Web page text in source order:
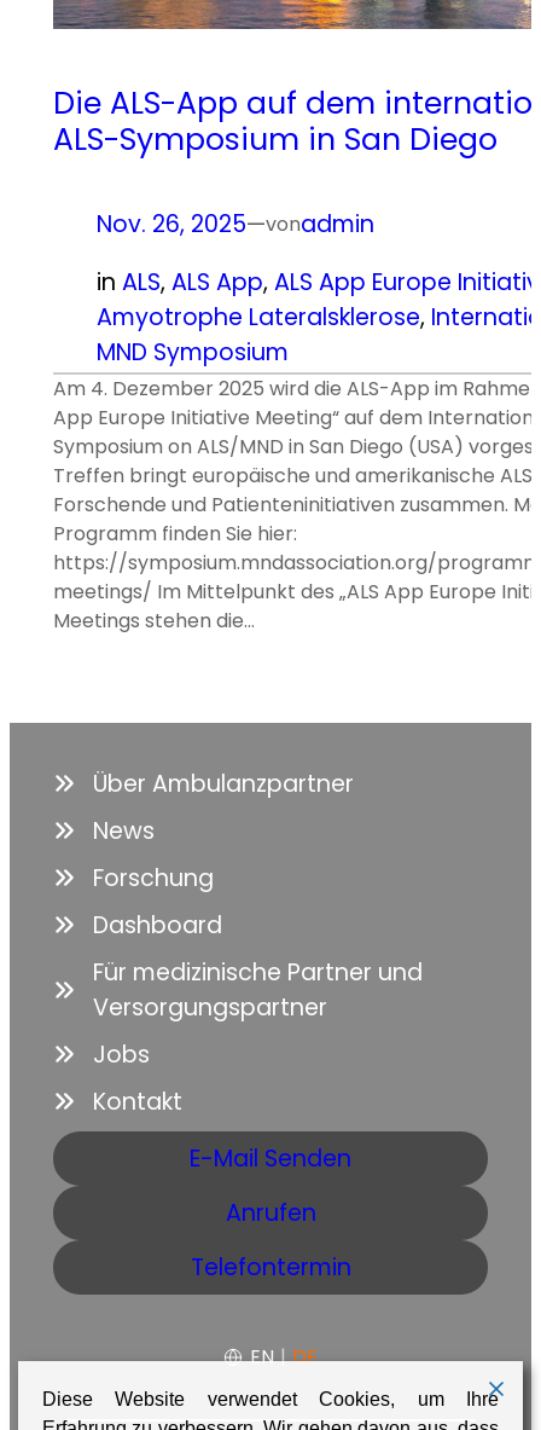
Die ALS-App auf dem
ALS-Symposium in San Diego
Nov. 26, 2025—vonadmin
in ALS, ALS App, ALS App Europe
Amyotrophe Lateralsklerose,
MND Symposium
Am 4. Dezember 2025 wird die ALS-App im Rahmen
App Europe Initiative Meeting“ auf dem
Symposium on ALS/MND in San Diego (USA)
Treffen bringt europäische und amerikanische
Forschende und Patienteninitiativen zusammen.
Programm finden Sie hier:
https://symposium.mndassociation.org/
meetings/ Im Mittelpunkt des „ALS App Europe
Meetings stehen die…
Über Ambulanzpartner
News
Forschung
Dashboard
Für medizinische Partner und
Versorgungspartner
Jobs
Kontakt
E-Mail Senden
Anrufen
Telefontermin
EN | DE
Diese Website verwendet Cookies, um Ihre